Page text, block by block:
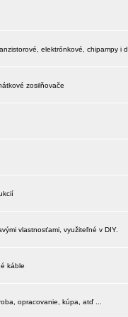
elektrónkové, chipampy i
zosilňovače
vlastnosťami, využiteľné v DIY.
káble
opracovanie, kúpa, atď ...